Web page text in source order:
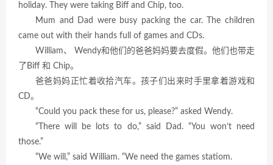
holiday. They were taking Biff and Chip, too.
Mum and Dad were busy packing the car. The children
came out with their hands full of games and CDs.
William、 Wendy和他们的爸爸妈妈要去度假。他们也带走
了Biff 和 Chip。
爸爸妈妈正忙着收拾汽车。孩子们出来时手里拿着游戏和
CD。
“Could you pack these for us, please?” asked Wendy.
“There will be lots to do,” said Dad. “You won’t need
those.”
“We will,” said William. “We need the games statiom.